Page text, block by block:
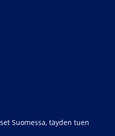
Suomessa, täyden tuen